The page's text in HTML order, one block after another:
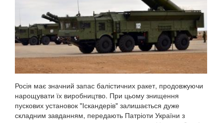
Росія має значний запас балістичних ракет, продовжуючи
нарощувати їх виробництво. При цьому знищення
пускових установок "Іскандерів" залишається дуже
складним завданням, передають Патріоти України з